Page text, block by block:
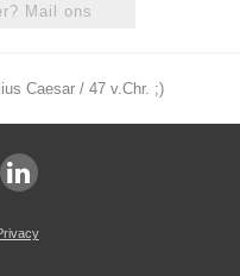
Mail ons
Caesar / 47 v.Chr. ;)